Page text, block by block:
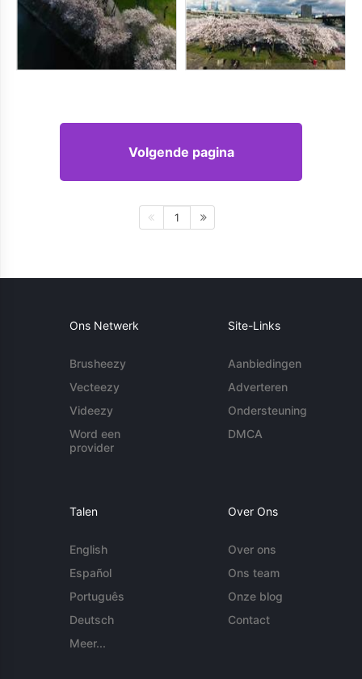
Volgende pagina
1
Ons Netwerk
Brusheezy
Vecteezy
Videezy
Word een
provider
Site-Links
Aanbiedingen
Adverteren
Ondersteuning
DMCA
Talen
English
Español
Português
Deutsch
Meer...
Over Ons
Over ons
Ons team
Onze blog
Contact